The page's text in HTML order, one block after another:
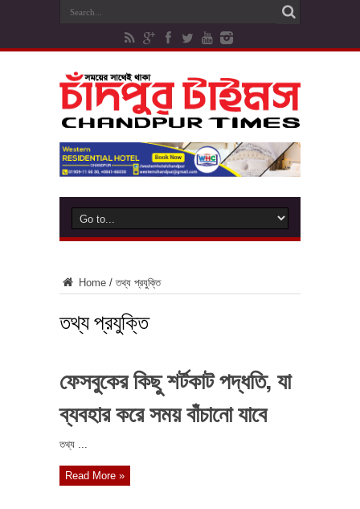
Home / তথ্য প্রযুক্তি
তথ্য প্রযুক্তি
ফেসবুকের কিছু শর্টকাট পদ্ধতি, যা
ব্যবহার করে সময় বাঁচানো যাবে
তথ্য ...
Read More »